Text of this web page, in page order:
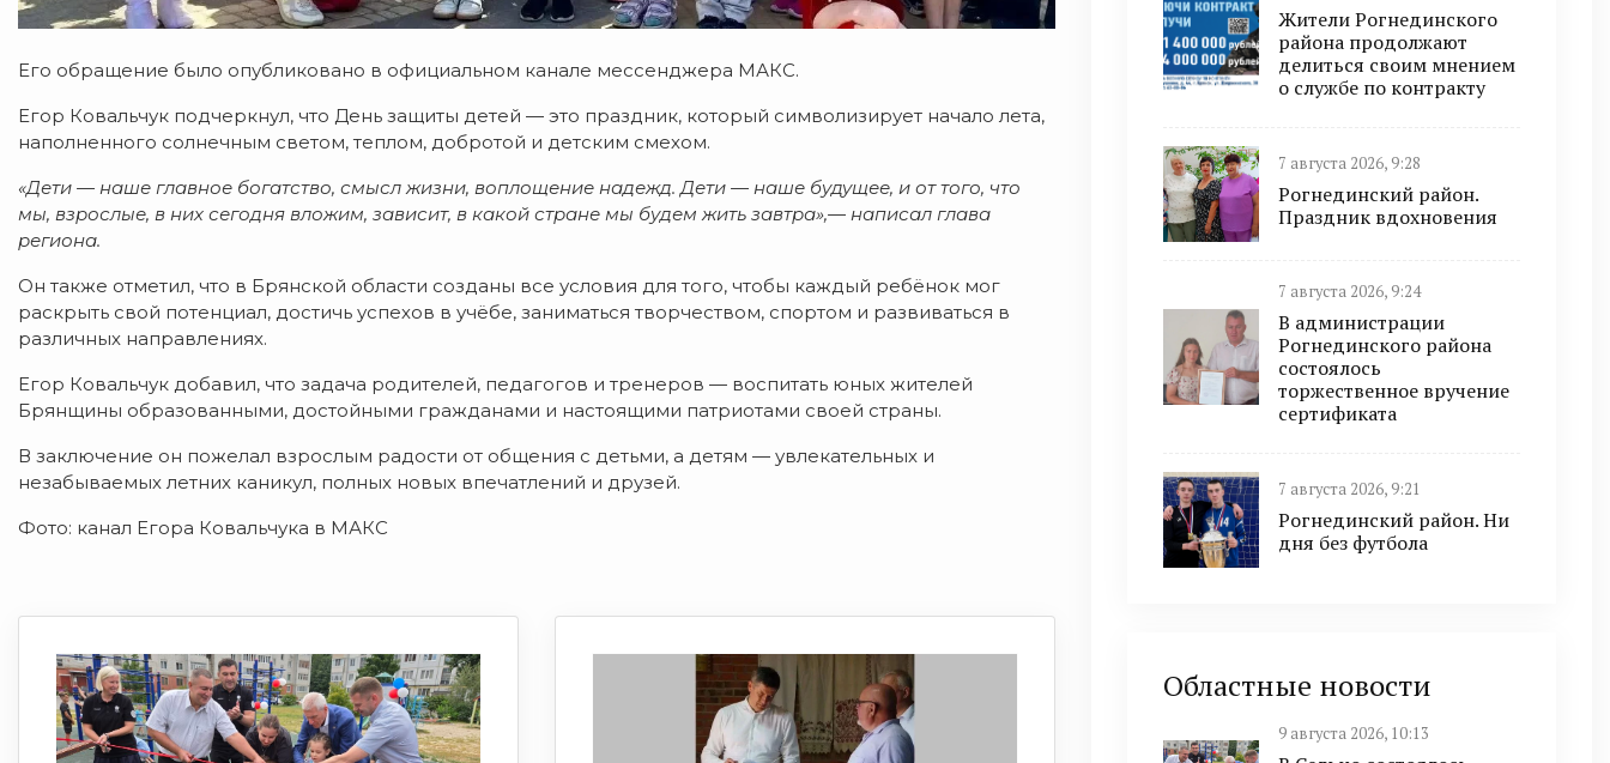
Его обращение было опубликовано в официальном канале мессенджера МАКС.
Егор Ковальчук подчеркнул, что День защиты детей — это праздник, который символизирует начало лета,
наполненного солнечным светом, теплом, добротой и детским смехом.
«Дети — наше главное богатство, смысл жизни, воплощение надежд. Дети — наше будущее, и от того, что
мы, взрослые, в них сегодня вложим, зависит, в какой стране мы будем жить завтра»,— написал глава
региона.
Он также отметил, что в Брянской области созданы все условия для того, чтобы каждый ребёнок мог
раскрыть свой потенциал, достичь успехов в учёбе, заниматься творчеством, спортом и развиваться в
различных направлениях.
Егор Ковальчук добавил, что задача родителей, педагогов и тренеров — воспитать юных жителей
Брянщины образованными, достойными гражданами и настоящими патриотами своей страны.
В заключение он пожелал взрослым радости от общения с детьми, а детям — увлекательных и
незабываемых летних каникул, полных новых впечатлений и друзей.
Фото: канал Егора Ковальчука в МАКС
Жители Рогнединского
района продолжают
делиться своим мнением
о службе по контракту
7 августа 2026, 9:28
Рогнединский район.
Праздник вдохновения
7 августа 2026, 9:24
В администрации
Рогнединского района
состоялось
торжественное вручение
сертификата
7 августа 2026, 9:21
Рогнединский район. Ни
дня без футбола
Областные новости
9 августа 2026, 10:13